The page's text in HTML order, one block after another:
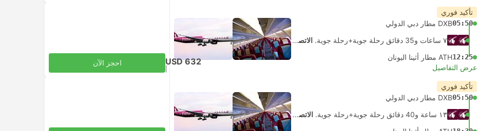
تأكيد فوري
05:50DXB مطار دبي الدولي
٧ ساعات و‫35 دقائق رحلة جوية+رحلة جوية.
الاتصال الذاتي
12:25ATH مطار أثينا اليونان
عرض التفاصيل
USD 632 احجز الآن
تأكيد فوري
05:50DXB مطار دبي الدولي
١٣ ساعة و‫40 دقائق رحلة جوية+رحلة جوية.
الاتصال الذاتي